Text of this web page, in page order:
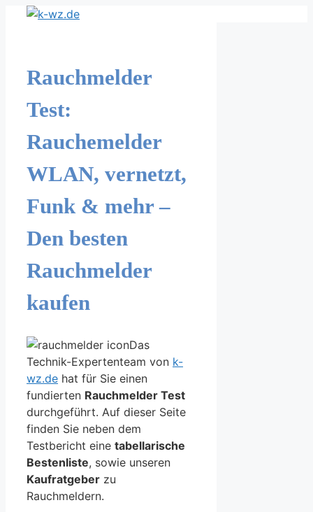
Zum
Rauchmelder
Test:
Rauchemelder
WLAN, vernetzt,
Funk & mehr –
Den besten
Rauchmelder
kaufen
Das
Technik-Expertenteam von k-
wz.de hat für Sie einen
fundierten Rauchmelder Test
durchgeführt. Auf dieser Seite
finden Sie neben dem
Testbericht eine tabellarische
Bestenliste, sowie unseren
Kaufratgeber zu
Rauchmeldern.